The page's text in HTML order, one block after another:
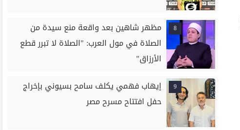
8
مظهر شاهين بعد واقعة منع سيدة من
الصلاة في مول العرب: "الصلاة لا تبرر قطع
الأرزاق"
9
إيهاب فهمي يكلف سامح بسيوني بإخراج
حفل افتتاح مسرح مصر